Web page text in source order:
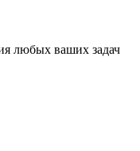
любых ваших задач